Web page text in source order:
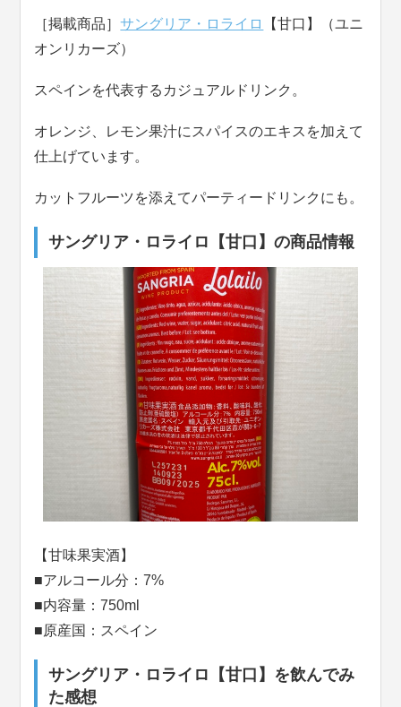
［掲載商品］サングリア・ロライロ
【甘口】（ユニ
オンリカーズ）
スペインを代表するカジュアルドリンク。
オレンジ、レモン果汁にスパイスのエキスを加えて
仕上げています。
カットフルーツを添えてパーティードリンクにも。
サングリア・ロライロ【甘口】の商品情報
【甘味果実酒】
■アルコール分：7%
■内容量：750ml
■原産国：スペイン
サングリア・ロライロ【甘口】を飲んでみ
た感想